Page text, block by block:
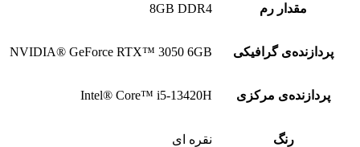
مقدار رم 8GB DDR4
پردازنده‌ی گرافیکی NVIDIA® GeForce RTX™ 3050 6GB
پردازنده‌ی مرکزی Intel® Core™ i5-13420H
رنگ نقره ای